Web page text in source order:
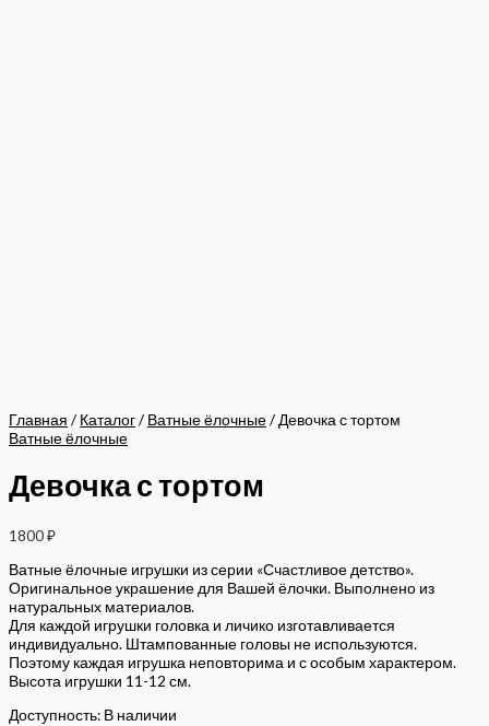
Главная / Каталог/ Ватные ёлочные/ Девочка с тортом
Ватные ёлочные
Девочка с тортом
1800₽
Ватные ёлочные игрушки из серии «Счастливое детство».
Оригинальное украшение для Вашей ёлочки. Выполнено из
натуральных материалов.
Для каждой игрушки головка и личико изготавливается
индивидуально. Штампованные головы не используются.
Поэтому каждая игрушка неповторима и с особым характером.
Высота игрушки 11-12 см.
Доступность: В наличии